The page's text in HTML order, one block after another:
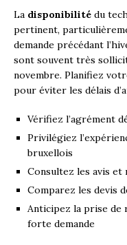
La disponibilité du
pertinent,
demande précédant
sont souvent très
novembre. Planifiez
pour éviter les délais
Vérifiez l’agrément
Privilégiez
bruxellois
Consultez les avis et
Comparez les devis
Anticipez la prise de
forte demande